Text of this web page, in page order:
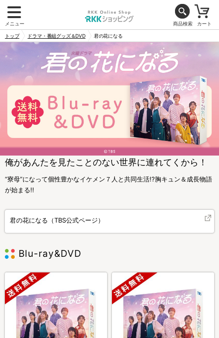
メニュー 商品検索 カート
トップ ドラマ・番組グッズ＆DVD 君の花になる
俺があんたを見たことのない世界に連れてくから！
“寮母”になって個性豊かなイケメン７人と共同生活!?胸キュン＆成長物語
が始まる!!
君の花になる（TBS公式ページ）
Blu-ray&DVD